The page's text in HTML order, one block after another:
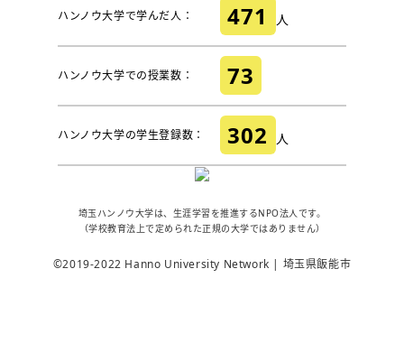
ハンノウ大学で学んだ人： 471 人
ハンノウ大学での授業数： 73
ハンノウ大学の学生登録数： 302 人
埼玉ハンノウ大学は、生涯学習を推進するNPO法人です。
（学校教育法上で定められた正規の大学ではありません）
©2019-2022 Hanno University Network | 埼玉県飯能市